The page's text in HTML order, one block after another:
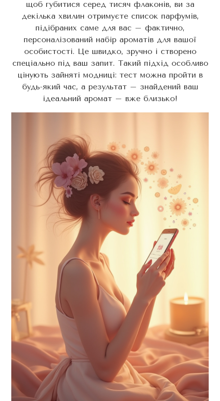
щоб губитися серед тисяч флаконів, ви за
декілька хвилин отримуєте список парфумів,
підібраних саме для вас – фактично,
персоналізований набір ароматів для вашої
особистості. Це швидко, зручно і створено
спеціально під ваш запит. Такий підхід особливо
цінують зайняті модниці: тест можна пройти в
будь-який час, а результат – знайдений ваш
ідеальний аромат – вже близько!